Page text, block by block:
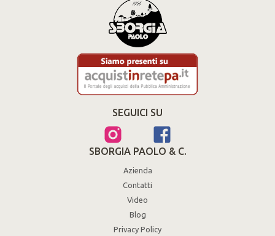
SEGUICI SU
SBORGIA PAOLO & C.
Azienda
Contatti
Video
Blog
Privacy Policy